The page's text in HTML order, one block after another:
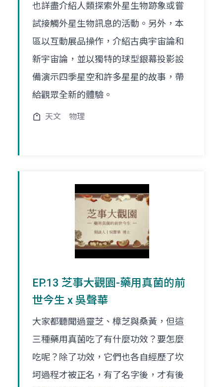
也詳盡介紹人類探索外星生物跡象或嘗
試接觸外星生物訊息的活動。另外，本
區以互動展品操作，介紹古典宇宙論和
新宇宙論，並以獨特的球型銀幕投影設
備演示四季星空和許多星星的故事，帶
給觀眾全新的體驗。
天文 物理
EP.13 芝事大觀園-藥用真菌的前
世今生 x 吳聲華
大家都聽聞過靈芝、樟芝與桑黃，但這
三種藥用真菌吃了有什麼功效？要怎麼
吃呢？除了功效，它們也各自經歷了坎
坷過程才被正名，有了名字後，才有後